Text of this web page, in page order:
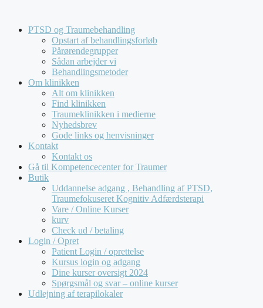
indholdPTSD og Traumebehandling
Opstart af behandlingsforløb
Pårørendegrupper
Sådan arbejder vi
Behandlingsmetoder
Om klinikken
Alt om klinikken
Find klinikken
Traumeklinikken i medierne
Nyhedsbrev
Gode links og henvisninger
Kontakt
Kontakt os
Gå til Kompetencecenter for Traumer
Butik
Uddannelse adgang , Behandling af PTSD,
Traumefokuseret Kognitiv Adfærdsterapi
Vare / Online Kurser
kurv
Check ud / betaling
Login / Opret
Patient Login / oprettelse
Kursus login og adgang
Dine kurser oversigt 2024
Spørgsmål og svar – online kurser
Udlejning af terapilokaler
behandlerikkehenvendelser fra private.